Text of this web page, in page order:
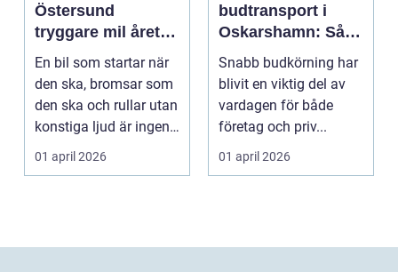
Östersund
tryggare mil året
runt
En bil som startar när
den ska, bromsar som
den ska och rullar utan
konstiga ljud är ingen
självklar...
01 april 2026
budtransport i
Oskarshamn: Så
väljer företag och
privatpersoner rätt
lösning
Snabb budkörning har
blivit en viktig del av
vardagen för både
företag och priv...
01 april 2026